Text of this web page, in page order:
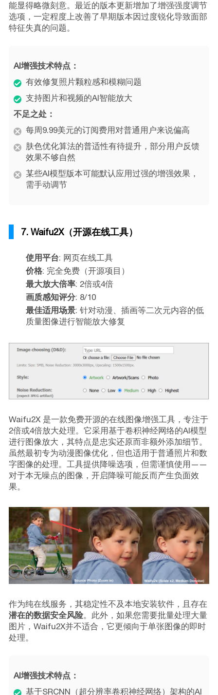
能显得略微刻意。最近的版本更新增加了增强强度调节
选项，一定程度上改善了早期版本因过度锐化导致面部
特征失真的问题。
AI增强技术特点：
有效修复照片颗粒感和模糊问题
支持图片和视频的AI智能放大
不足之处：
每周9.99美元的订阅费用对普通用户来说偏高
肤色优化算法的普适性有待提升，部分用户反馈
效果不够自然
某些AI模型版本可能默认应用过强的增强效果，
需手动调节
7. Waifu2X（开源在线工具）
使用平台: 网页在线工具
价格: 完全免费（开源项目）
最大放大倍率: 2倍或4倍
画质感知评分: 8/10
最佳适用场景: 针对动漫、插画等二次元内容的低
质量图像进行智能放大修复
Waifu2X 是一款免费开源的在线图像增强工具，专注于
2倍或4倍放大处理。它采用基于卷积神经网络的AI模型
进行图像放大，其特点是忠实还原而非额外添加细节。
虽然最初专为动漫图像优化，但也适用于普通照片和数
字图像的处理。工具提供降噪选项，但需谨慎使用——
对于本无噪点的图像，开启降噪可能反而产生负面效
果。
作为纯在线服务，其稳定性不及本地安装软件，且存在
潜在的数据安全风险。此外，如果您需要批量处理大量
图片，Waifu2X并不适合，它更倾向于单张图像的即时
处理。
AI增强技术特点：
基于SRCNN（超分辨率卷积神经网络）架构的AI